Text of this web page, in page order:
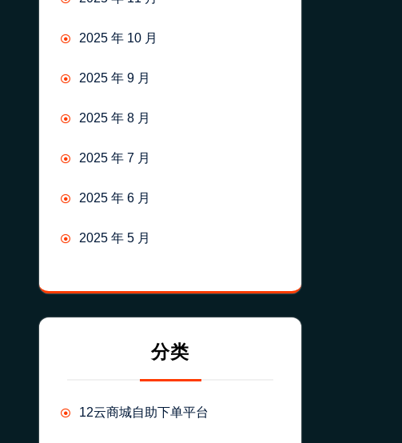
2025 年 10 月
2025 年 9 月
2025 年 8 月
2025 年 7 月
2025 年 6 月
2025 年 5 月
分类
12云商城自助下单平台